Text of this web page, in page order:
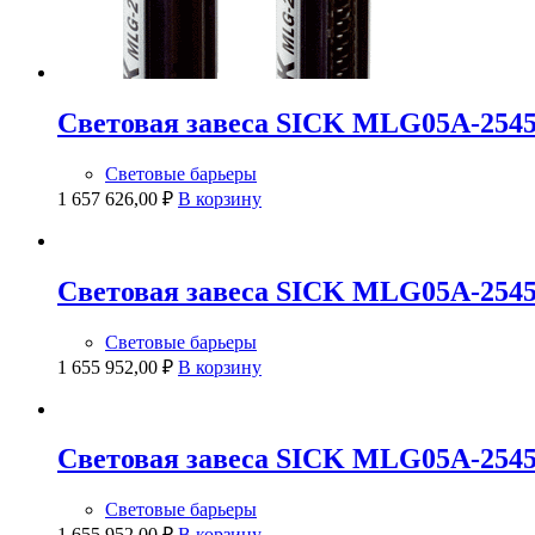
Световая завеса SICK MLG05A-
Световые барьеры
1 657 626,00 ₽ В корзину
Световая завеса SICK MLG05A-
Световые барьеры
1 655 952,00 ₽ В корзину
Световая завеса SICK MLG05A-
Световые барьеры